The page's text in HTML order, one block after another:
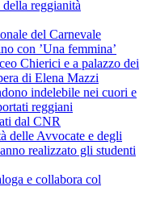
reggianità
del Carnevale
con ’Una femmina’
Chierici e a palazzo dei
di Elena Mazzi
indelebile nei cuori e
reggiani
dal CNR
delle Avvocate e degli
realizzato gli studenti
e collabora col